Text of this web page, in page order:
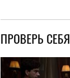
ПРОВЕРЬ СЕБЯ